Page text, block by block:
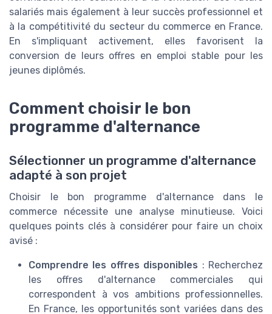
salariés mais également à leur succès professionnel et
à la compétitivité du secteur du commerce en France.
En s'impliquant activement, elles favorisent la
conversion de leurs offres en emploi stable pour les
jeunes diplômés.
Comment choisir le bon
programme d'alternance
Sélectionner un programme d'alternance
adapté à son projet
Choisir le bon programme d'alternance dans le
commerce nécessite une analyse minutieuse. Voici
quelques points clés à considérer pour faire un choix
avisé :
Comprendre les offres disponibles : Recherchez
les offres d'alternance commerciales qui
correspondent à vos ambitions professionnelles.
En France, les opportunités sont variées dans des